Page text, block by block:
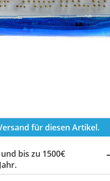
für diesen Artikel.
und bis zu 1500€